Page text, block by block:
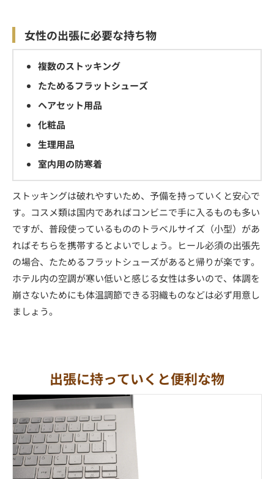
女性の出張に必要な持ち物
複数のストッキング
たためるフラットシューズ
ヘアセット用品
化粧品
生理用品
室内用の防寒着
ストッキングは破れやすいため、予備を持っていくと安心で
す。コスメ類は国内であればコンビニで手に入るものも多い
ですが、普段使っているもののトラベルサイズ（小型）があ
ればそちらを携帯するとよいでしょう。ヒール必須の出張先
の場合、たためるフラットシューズがあると帰りが楽です。
ホテル内の空調が寒い低いと感じる女性は多いので、体調を
崩さないためにも体温調節できる羽織ものなどは必ず用意し
ましょう。
出張に持っていくと便利な物